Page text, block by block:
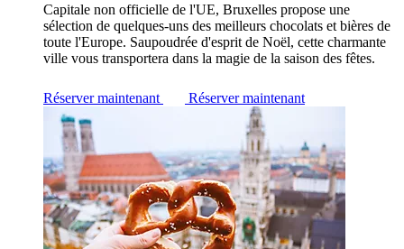
Capitale non officielle de l'UE, Bruxelles propose une
sélection de quelques-uns des meilleurs chocolats et bières de
toute l'Europe. Saupoudrée d'esprit de Noël, cette charmante
ville vous transportera dans la magie de la saison des fêtes.
Réserver maintenant Réserver maintenant